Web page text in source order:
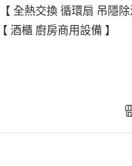
【 全熱交換 循環扇 吊隱除
【 酒櫃 廚房商用設備 】